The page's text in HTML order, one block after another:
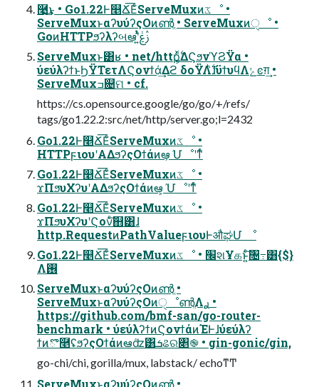
࿩͢͜ͱ • Go1.22Ͱ௥Ճ͞ΕͨServeMuxͷػೳ •
ServeMuxͱαʔυύʔςΟͷൺֱ • ServeMuxͷੑೳ •
GoͷHTTPϧʔλʔબఆʹ͍ͭͯࢲݟ
ServeMuxͱ͸ʁ • net/http͕͍࣋ͬͯΔϚϧνϓϨΫα •
ύεύλʔϯͱϦΫΤετΛϚονϯά͢Δϩ δοΫΛ࣋ͪɺϋϯυϥΛݺͼग़͢ •
ServeMuxߏ଄ମ • cf.
https://cs.opensource.google/go/go/+/refs/
tags/go1.22.2:src/net/http/server.go;l=2432
Go1.22Ͱ௥Ճ͞ΕͨServeMuxͷػೳ •
HTTPϝιουʹΑΔϧʔςΟϯάͷఆ͕ٛ Մೳʹͳͬͨ
Go1.22Ͱ௥Ճ͞ΕͨServeMuxͷػೳ •
ϫΠϧυΧʔυʹΑΔϧʔςΟϯάͷఆٛ ͕Մೳʹͳͬͨ
Go1.22Ͱ௥Ճ͞ΕͨServeMuxͷػೳ •
ϫΠϧυΧʔυʹϚονͨ͠஋͸ɺ
http.RequestͷPathValueϝιουͰऔಘՄ ೳ
Go1.22Ͱ௥Ճ͞ΕͨServeMuxͷػೳ • ׬શҰகͱ͍ͨ͠৔߹͸{$}
Λ࢖͏
ServeMuxͱαʔυύʔςΟͷൺֱ •
ServeMuxͱαʔυύʔςΟͷੑೳൺֱΛ࣮ࢪ •
https://github.com/bmf-san/go-router-
benchmark • ύεύλʔϯͷϚονϯάͷΈͰɺύεύλʔ
ϯͷొ࿥ʢϧʔςΟϯάͷఆٛʣ͸ܭଌର৅֎ • gin-gonic/gin,
go-chi/chi, gorilla/mux, labstack/ echoͳͲ
ServeMuxͱαʔυύʔςΟͷൺֱ •